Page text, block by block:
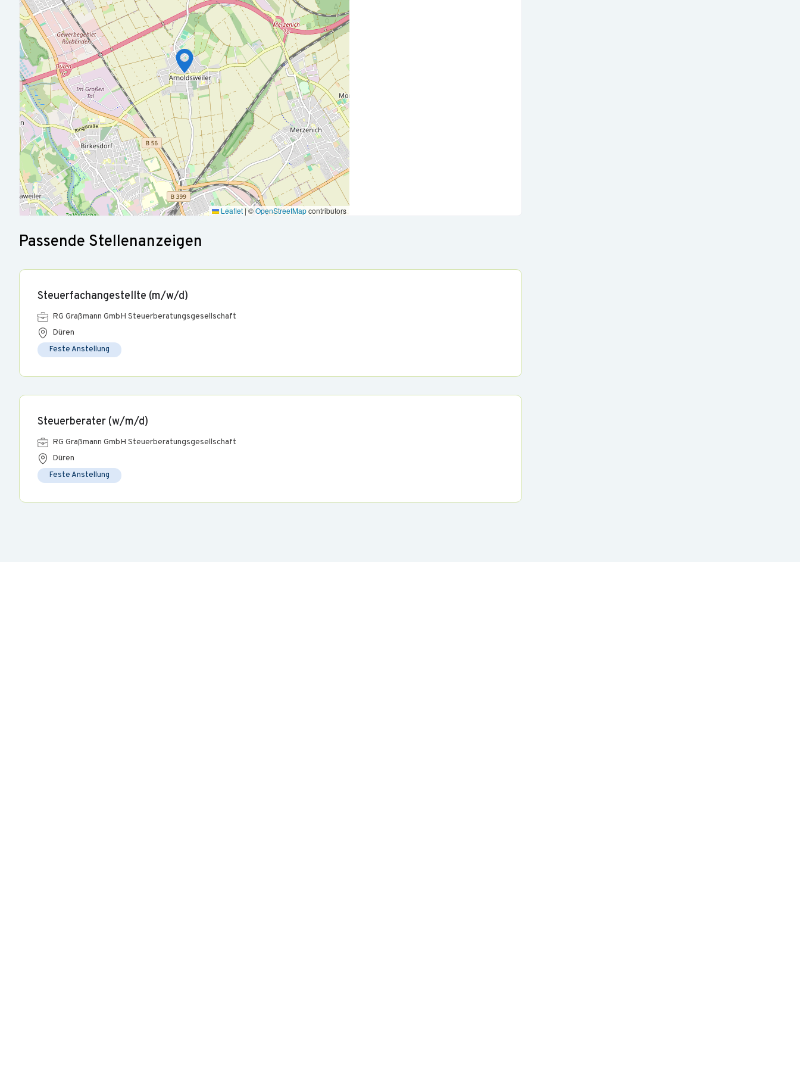
sowie Prozesse laufend zu optimieren
Sie sind verlässlich und eine sorgfältige, selbständige und mandant:innenorientierte Arbeitsweise ist für Sie
selbstverständlich
Sie haben Spaß an der Arbeit im Team und aktivem Mandant:innenkontakt
Ein dynamisches und kollegiales Arbeitsumfeld
Individuelle Home-Office-Möglichkeiten nach Beendigung der Probezeit möglich!
Weiterbildungsmöglichkeiten zur fachlichen und persönlichen Entwicklung
Zusätzliche Sozialleistungen (z.B. Deutschlandticket, Tankgutschein als Unterstützung etc.)
Moderne Büroausstattung und zentrale Lage
Teamevents
Leaflet | ©OpenStreetMapcontributors
Passende Stellenanzeigen
Steuerfachangestellte (m/w/d)
RG Graßmann GmbH Steuerberatungsgesellschaft
Düren
Feste Anstellung
Steuerberater (w/m/d)
RG Graßmann GmbH Steuerberatungsgesellschaft
Düren
Feste Anstellung